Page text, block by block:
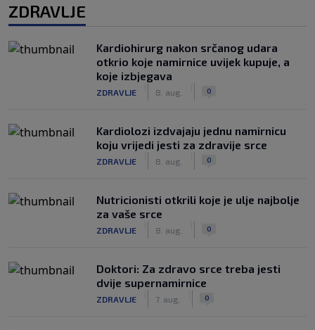
ZDRAVLJE
Kardiohirurg nakon srčanog udara
otkrio koje namirnice uvijek kupuje, a
koje izbjegava
ZDRAVLJE 8. aug. 0
Kardiolozi izdvajaju jednu namirnicu
koju vrijedi jesti za zdravije srce
ZDRAVLJE 8. aug. 0
Nutricionisti otkrili koje je ulje najbolje
za vaše srce
ZDRAVLJE 8. aug. 0
Doktori: Za zdravo srce treba jesti
dvije supernamirnice
ZDRAVLJE 7. aug. 0